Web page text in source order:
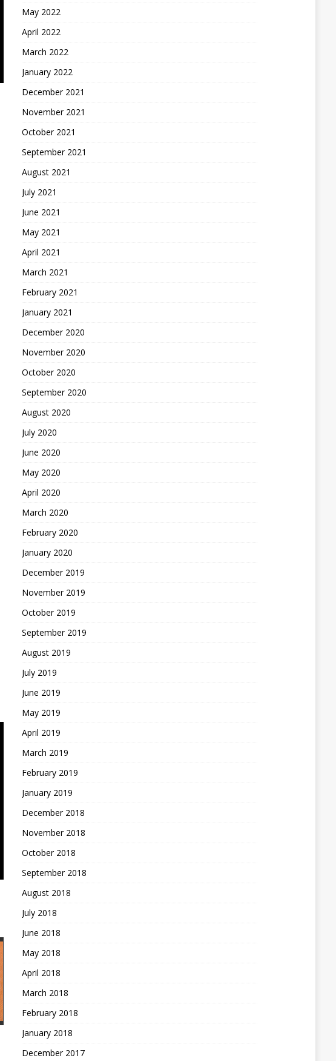
May 2022
April 2022
March 2022
January 2022
December 2021
November 2021
October 2021
September 2021
August 2021
July 2021
June 2021
May 2021
April 2021
March 2021
February 2021
January 2021
December 2020
November 2020
October 2020
September 2020
August 2020
July 2020
June 2020
May 2020
April 2020
March 2020
February 2020
January 2020
December 2019
November 2019
October 2019
September 2019
August 2019
July 2019
June 2019
May 2019
April 2019
March 2019
February 2019
January 2019
December 2018
November 2018
October 2018
September 2018
August 2018
July 2018
June 2018
May 2018
April 2018
March 2018
February 2018
January 2018
December 2017